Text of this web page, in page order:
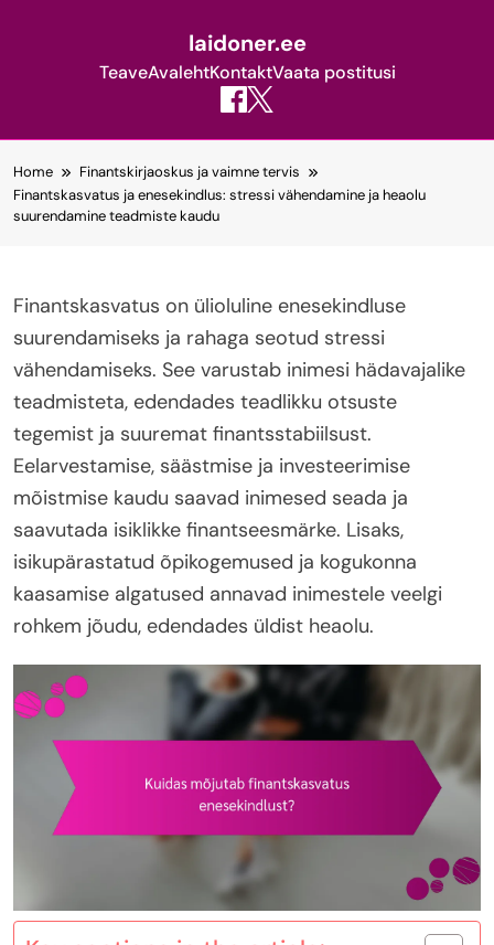
laidoner.ee
TeaveAvalehtKontaktVaata postitusi
to
content
Home
Finantskirjaoskus ja vaimne tervis
Finantskasvatus ja enesekindlus: stressi vähendamine ja heaolu
suurendamine teadmiste kaudu
Finantskasvatus on ülioluline enesekindluse
suurendamiseks ja rahaga seotud stressi
vähendamiseks. See varustab inimesi hädavajalike
teadmisteta, edendades teadlikku otsuste
tegemist ja suuremat finantsstabiilsust.
Eelarvestamise, säästmise ja investeerimise
mõistmise kaudu saavad inimesed seada ja
saavutada isiklikke finantseesmärke. Lisaks,
isikupärastatud õpikogemused ja kogukonna
kaasamise algatused annavad inimestele veelgi
rohkem jõudu, edendades üldist heaolu.